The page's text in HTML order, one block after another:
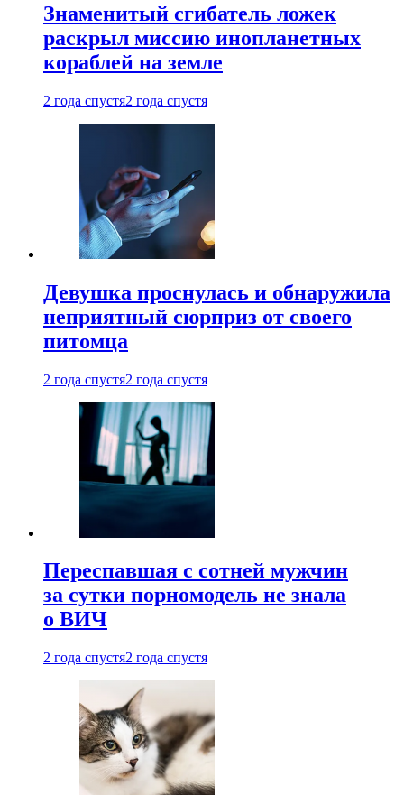
Знаменитый сгибатель ложек
раскрыл миссию инопланетных
кораблей на земле
2 года спустя2 года спустя
Девушка проснулась и обнаружила
неприятный сюрприз от своего
питомца
2 года спустя2 года спустя
Переспавшая с сотней мужчин
за сутки порномодель не знала
о ВИЧ
2 года спустя2 года спустя